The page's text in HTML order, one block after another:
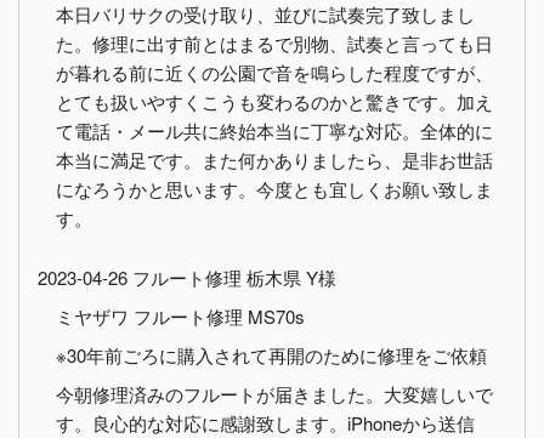
本日バリサクの受け取り、並びに試奏完了致しまし
た。修理に出す前とはまるで別物、試奏と言っても日
が暮れる前に近くの公園で音を鳴らした程度ですが、
とても扱いやすくこうも変わるのかと驚きです。加え
て電話・メール共に終始本当に丁寧な対応。全体的に
本当に満足です。また何かありましたら、是非お世話
になろうかと思います。今度とも宜しくお願い致しま
す。
2023-04-26 フルート修理 栃木県 Y様
ミヤザワ フルート修理 MS70s
※30年前ごろに購入されて再開のために修理をご依頼
今朝修理済みのフルートが届きました。大変嬉しいで
す。良心的な対応に感謝致します。iPhoneから送信